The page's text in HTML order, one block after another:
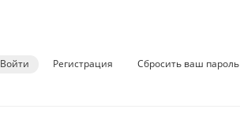
Войти (активная
Регистрация Сбросить ваш пароль